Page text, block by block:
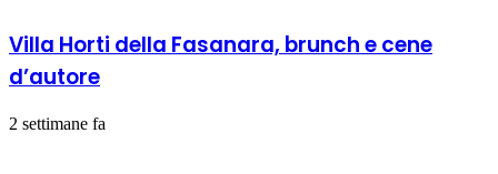
Villa Horti della Fasanara, brunch e cene
d’autore
2 settimane fa